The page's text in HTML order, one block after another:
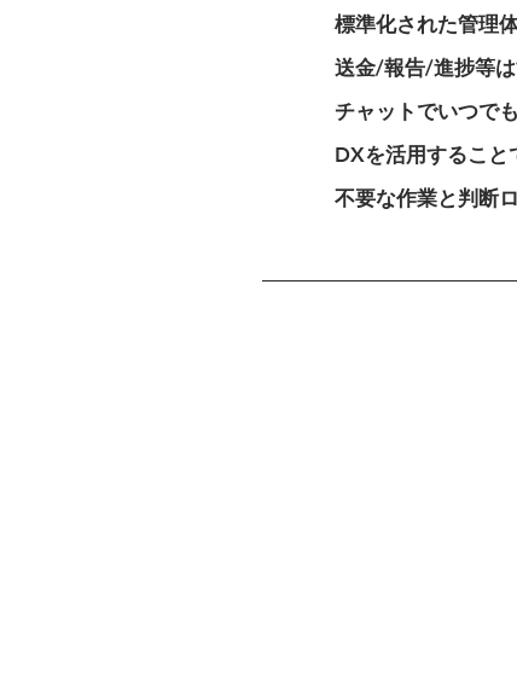
標準化された管理
送金/報告/進捗等は
チャットでいつで
DXを活用すること
不要な作業と判断